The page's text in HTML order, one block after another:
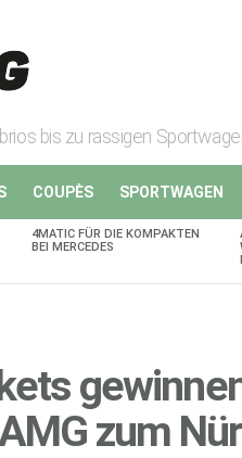
bis zu rassigen
COUPÈS SPORTWAGEN
4MATIC FÜR DIE KOMPAKTEN
BEI MERCEDES
zum